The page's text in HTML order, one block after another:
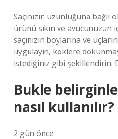
Saçınızın uzunluğuna
ürünü sıkın ve avucunuzun
saçınızın boylarına ve
uygulayın, köklere
istediğiniz gibi şekillendirin.
Bukle
nasıl kullanılır?
2 gün önce